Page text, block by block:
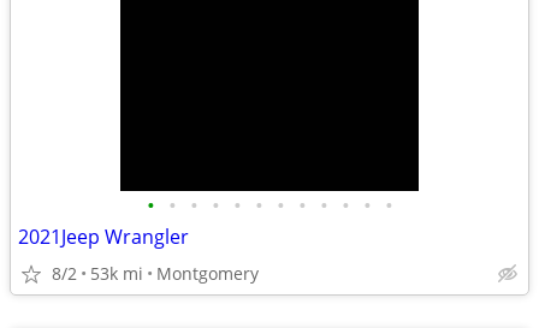
• • • • • • • • • • • •
2021Jeep Wrangler
8/2 53k mi Montgomery